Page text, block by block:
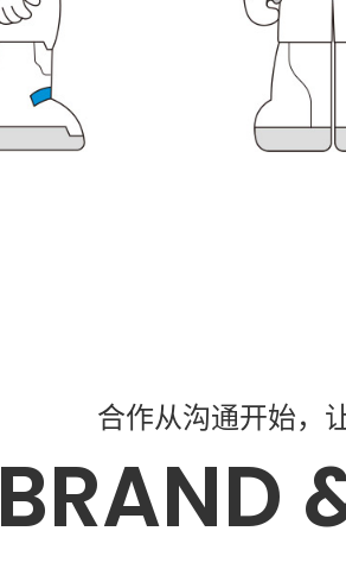
合作从沟通开始，
BRAND